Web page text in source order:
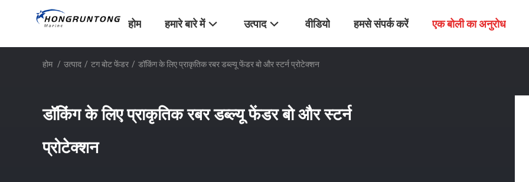
होम हमारे बारे में उत्पाद वीडियो हमसे संपर्क करें एक बोली का अनुरोध
होम / उत्पाद / टग बोट फेंडर / डॉकिंग के लिए प्राकृतिक रबर डब्ल्यू फेंडर बो और स्टर्न प्रोटेक्शन
डॉकिंग के लिए प्राकृतिक रबर डब्ल्यू फेंडर बो और स्टर्न
प्रोटेक्शन